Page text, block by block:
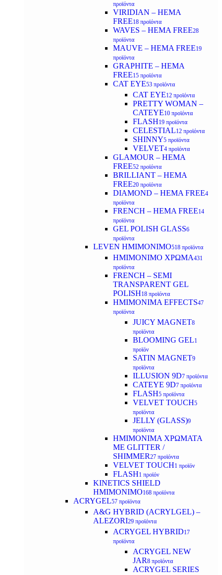
προϊόντα
VIRIDIAN – HEMA
FREE18 προϊόντα
WAVES – HEMA FREE28
προϊόντα
MAUVE – HEMA FREE19
προϊόντα
GRAPHITE – HEMA
FREE15 προϊόντα
CAT EYE53 προϊόντα
CAT EYE12 προϊόντα
PRETTY WOMAN –
CATEYE10 προϊόντα
FLASH19 προϊόντα
CELESTIAL12 προϊόντα
SHINNY5 προϊόντα
VELVET4 προϊόντα
GLAMOUR – HEMA
FREE52 προϊόντα
BRILLIANT – HEMA
FREE20 προϊόντα
DIAMOND – HEMA FREE4
προϊόντα
FRENCH – HEMA FREE14
προϊόντα
GEL POLISH GLASS6
προϊόντα
LEVEN ΗΜΙΜΟΝΙΜΟ518 προϊόντα
ΗΜΙΜΟΝΙΜΟ ΧΡΩΜΑ431
προϊόντα
FRENCH – SEMI
TRANSPARENT GEL
POLISH18 προϊόντα
HMIMONIMA EFFECTS47
προϊόντα
JUICY MAGNET8
προϊόντα
BLOOMING GEL1
προϊόν
SATIN MAGNET9
προϊόντα
ILLUSION 9D7 προϊόντα
CATEYE 9D7 προϊόντα
FLASH5 προϊόντα
VELVET TOUCH5
προϊόντα
JELLY (GLASS)9
προϊόντα
ΗΜΙΜΟΝΙΜA ΧΡΩΜΑΤΑ
ΜΕ GLITTER /
SHIMMER27 προϊόντα
VELVET TOUCH1 προϊόν
FLASH1 προϊόν
KINETICS SHIELD
ΗΜΙΜΟΝΙΜΟ168 προϊόντα
ACRYGEL57 προϊόντα
A&G HYBRID (ACRYLGEL) –
ALEZORI29 προϊόντα
ACRYGEL HYBRID17
προϊόντα
ACRYGEL NEW
JAR8 προϊόντα
ACRYGEL SERIES